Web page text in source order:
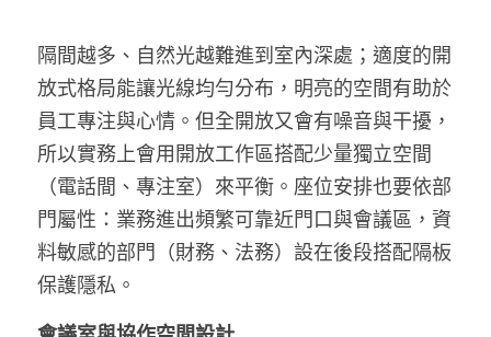
隔間越多、自然光越難進到室內深處；適度的開
放式格局能讓光線均勻分布，明亮的空間有助於
員工專注與心情。但全開放又會有噪音與干擾，
所以實務上會用開放工作區搭配少量獨立空間
（電話間、專注室）來平衡。座位安排也要依部
門屬性：業務進出頻繁可靠近門口與會議區，資
料敏感的部門（財務、法務）設在後段搭配隔板
保護隱私。